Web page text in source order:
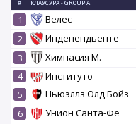
# КЛАУСУРА - GROUP A
1 Велес
2
Индепендьенте
3
Химнасия М.
4
Институто
5
Ньюэллз Олд Бойз
6
Унион Санта-Фе